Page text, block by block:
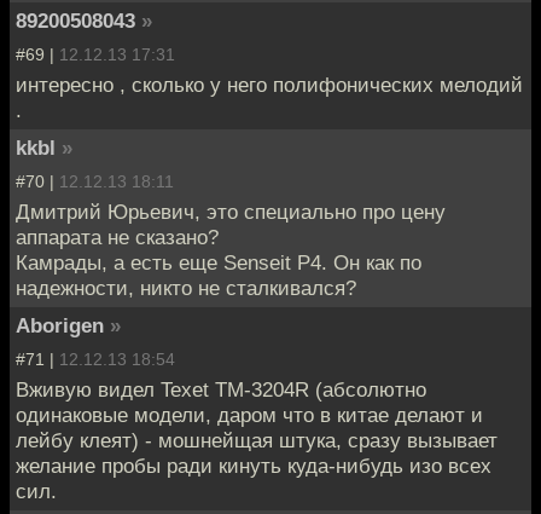
89200508043 »
#69 | 12.12.13 17:31
интересно , сколько у него полифонических мелодий
.
kkbl »
#70 | 12.12.13 18:11
Дмитрий Юрьевич, это специально про цену
аппарата не сказано?
Камрады, а есть еще Senseit P4. Oн как по
надежности, никто не сталкивался?
Aborigen »
#71 | 12.12.13 18:54
Вживую видел Texet TM-3204R (абсолютно
одинаковые модели, даром что в китае делают и
лейбу клеят) - мошнейщая штука, сразу вызывает
желание пробы ради кинуть куда-нибудь изо всех
сил.